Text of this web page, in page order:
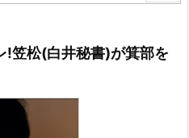
!笠松(白井秘書)が箕部を